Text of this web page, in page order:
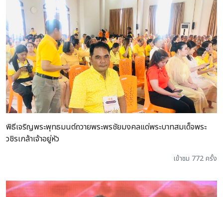
พิธีเจริญพระพุทธมนต์ถวายพระพรชัยมงคลแด่พระบาทสมเด็จพระ
วชิรเกล้าเจ้าอยู่หัว
เข้าชม 772 ครั้ง